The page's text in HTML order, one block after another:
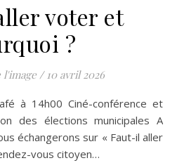
voter et
?
l'image / 10 avril 2026
des élections municipales A
échangerons sur « Faut-il aller
vous citoyen…